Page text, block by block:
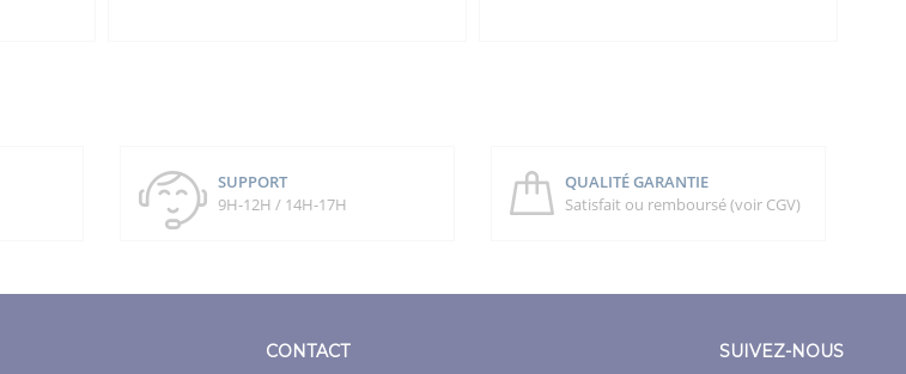
SUPPORT
9H-12H / 14H-17H
QUALITÉ GARANTIE
Satisfait ou remboursé (voir CGV)
CONTACT SUIVEZ-NOUS